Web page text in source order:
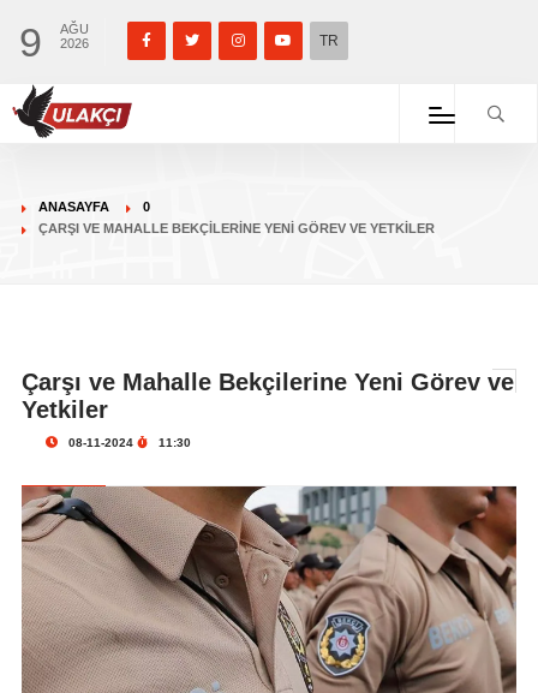
9
AĞU
2026
TR
ANASAYFA
0
ÇARŞI VE MAHALLE BEKÇILERINE YENI GÖREV VE YETKILER
Çarşı ve Mahalle Bekçilerine Yeni Görev ve
Yetkiler
08-11-2024 11:30